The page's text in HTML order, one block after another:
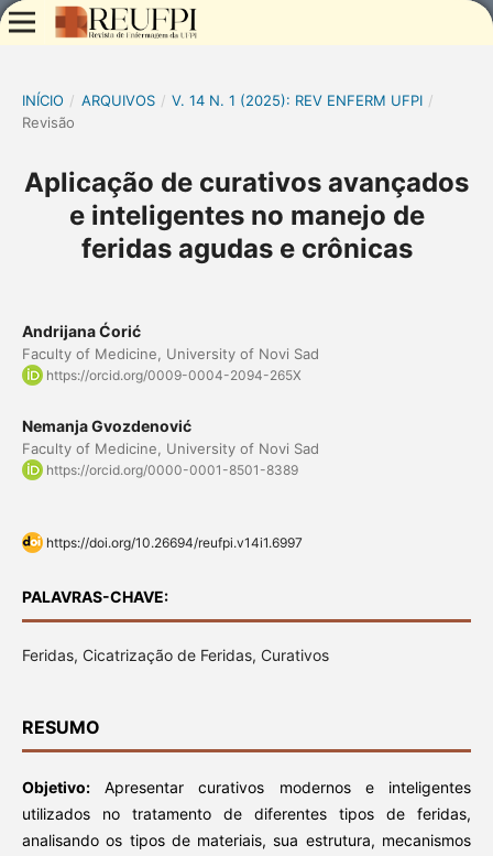
INÍCIO / ARQUIVOS / V. 14 N. 1 (2025): REV ENFERM UFPI /
Revisão
Aplicação de curativos avançados
e inteligentes no manejo de
feridas agudas e crônicas
Andrijana Ćorić
Faculty of Medicine, University of Novi Sad
https://orcid.org/0009-0004-2094-265X
Nemanja Gvozdenović
Faculty of Medicine, University of Novi Sad
https://orcid.org/0000-0001-8501-8389
https://doi.org/10.26694/reufpi.v14i1.6997
PALAVRAS-CHAVE:
Feridas, Cicatrização de Feridas, Curativos
RESUMO
Objetivo:Apresentar curativos modernos e inteligentes
utilizados no tratamento de diferentes tipos de feridas,
analisando os tipos de materiais, sua estrutura, mecanismos